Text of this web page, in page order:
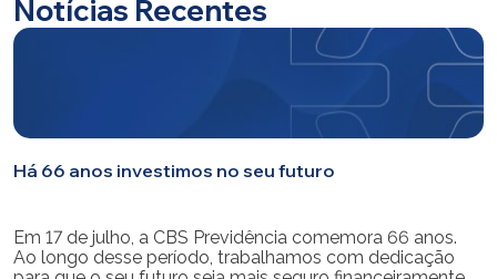
Notícias Recentes
Há 66 anos investimos no seu futuro
Em 17 de julho, a CBS Previdência comemora 66 anos.
Ao longo desse período, trabalhamos com dedicação